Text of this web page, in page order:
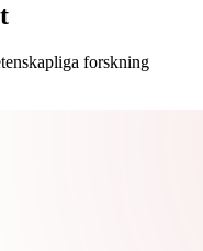
forskning